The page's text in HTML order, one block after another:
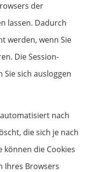
der
lassen. Dadurch
werden, wenn Sie
Die Session-
Sie sich ausloggen
nach
die sich je nach
können die Cookies
Ihres Browsers